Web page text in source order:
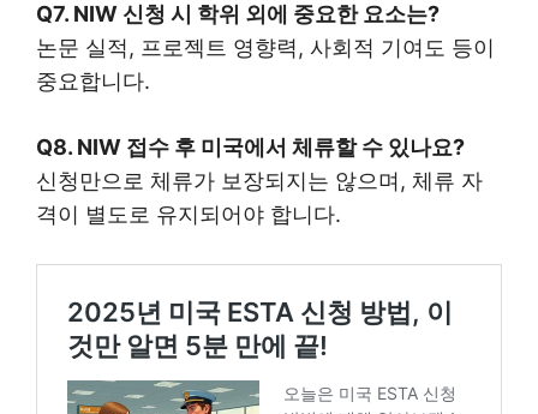
Q7. NIW 신청 시 학위 외에 중요한 요소는?
논문 실적, 프로젝트 영향력, 사회적 기여도 등이
중요합니다.
Q8. NIW 접수 후 미국에서 체류할 수 있나요?
신청만으로 체류가 보장되지는 않으며, 체류 자
격이 별도로 유지되어야 합니다.